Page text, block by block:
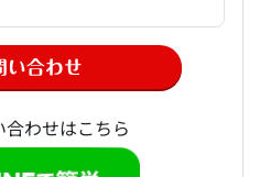
わせはこちら